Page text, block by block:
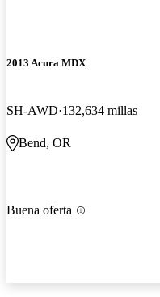
2013 Acura MDX
SH-AWD 132,634 millas
Bend, OR
Buena oferta